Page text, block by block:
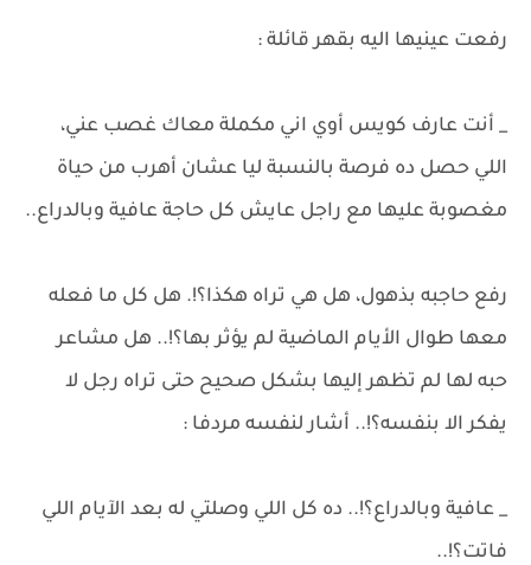
رفعت عينيها اليه بقهر قائلة :
_ أنت عارف كويس أوي اني مكملة معاك غصب عني،
اللي حصل ده فرصة بالنسبة ليا عشان أهرب من حياة
مغصوبة عليها مع راجل عايش كل حاجة عافية وبالدراع..
رفع حاجبه بذهول، هل هي تراه هكذا؟!. هل كل ما فعله
معها طوال الأيام الماضية لم يؤثر بها؟!.. هل مشاعر
حبه لها لم تظهر إليها بشكل صحيح حتى تراه رجل لا
يفكر الا بنفسه؟!.. أشار لنفسه مردفا :
_ عافية وبالدراع؟!.. ده كل اللي وصلتي له بعد الآيام اللي
فاتت؟!..